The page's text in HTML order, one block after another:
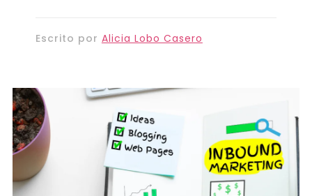
Escrito por Alicia Lobo Casero